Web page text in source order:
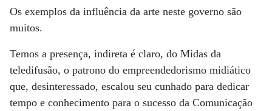
Os exemplos da influência da arte neste governo são
muitos.
Temos a presença, indireta é claro, do Midas da
teledifusão, o patrono do empreendedorismo midiático
que, desinteressado, escalou seu cunhado para dedicar
tempo e conhecimento para o sucesso da Comunicação